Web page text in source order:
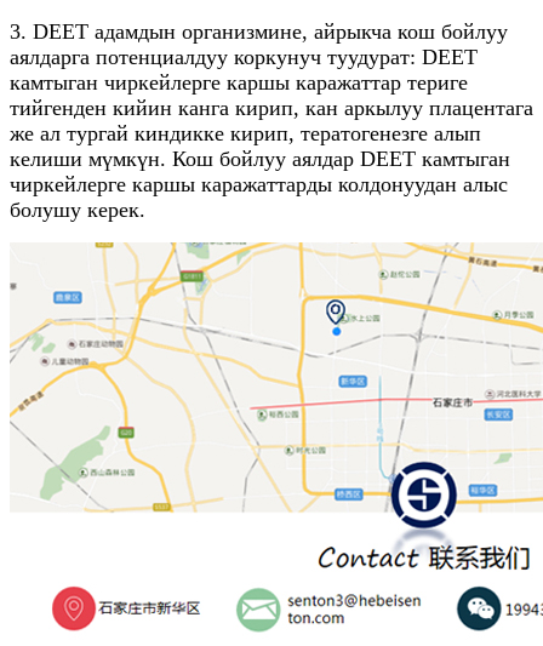
3. DEET адамдын организмине, айрыкча кош бойлуу
аялдарга потенциалдуу коркунуч туудурат: DEET
камтыган чиркейлерге каршы каражаттар териге
тийгенден кийин канга кирип, кан аркылуу плацентага
же ал тургай киндикке кирип, тератогенезге алып
келиши мүмкүн. Кош бойлуу аялдар DEET камтыган
чиркейлерге каршы каражаттарды колдонуудан алыс
болушу керек.